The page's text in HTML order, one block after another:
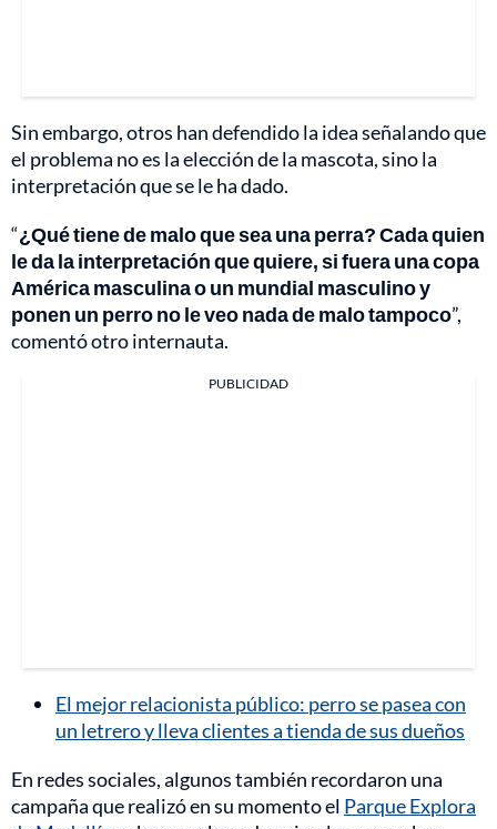
Sin embargo, otros han defendido la idea señalando que
el problema no es la elección de la mascota, sino la
interpretación que se le ha dado.
“¿Qué tiene de malo que sea una perra? Cada quien
le da la interpretación que quiere, si fuera una copa
América masculina o un mundial masculino y
ponen un perro no le veo nada de malo tampoco”,
comentó otro internauta.
PUBLICIDAD
El mejor relacionista público: perro se pasea con
un letrero y lleva clientes a tienda de sus dueños
En redes sociales, algunos también recordaron una
campaña que realizó en su momento el Parque Explora